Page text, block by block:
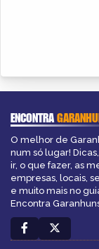
ENCONTRA
O melhor de
num só lugar!
ir, o que fazer, as
empresas, locais,
e muito mais no
Encontra